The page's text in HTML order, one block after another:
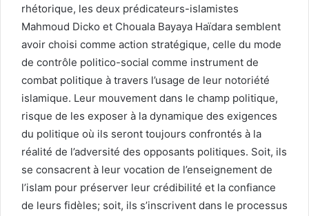
rhétorique, les deux prédicateurs-islamistes
Mahmoud Dicko et Chouala Bayaya Haïdara semblent
avoir choisi comme action stratégique, celle du mode
de contrôle politico-social comme instrument de
combat politique à travers l’usage de leur notoriété
islamique. Leur mouvement dans le champ politique,
risque de les exposer à la dynamique des exigences
du politique où ils seront toujours confrontés à la
réalité de l’adversité des opposants politiques. Soit, ils
se consacrent à leur vocation de l’enseignement de
l’islam pour préserver leur crédibilité et la confiance
de leurs fidèles; soit, ils s’inscrivent dans le processus